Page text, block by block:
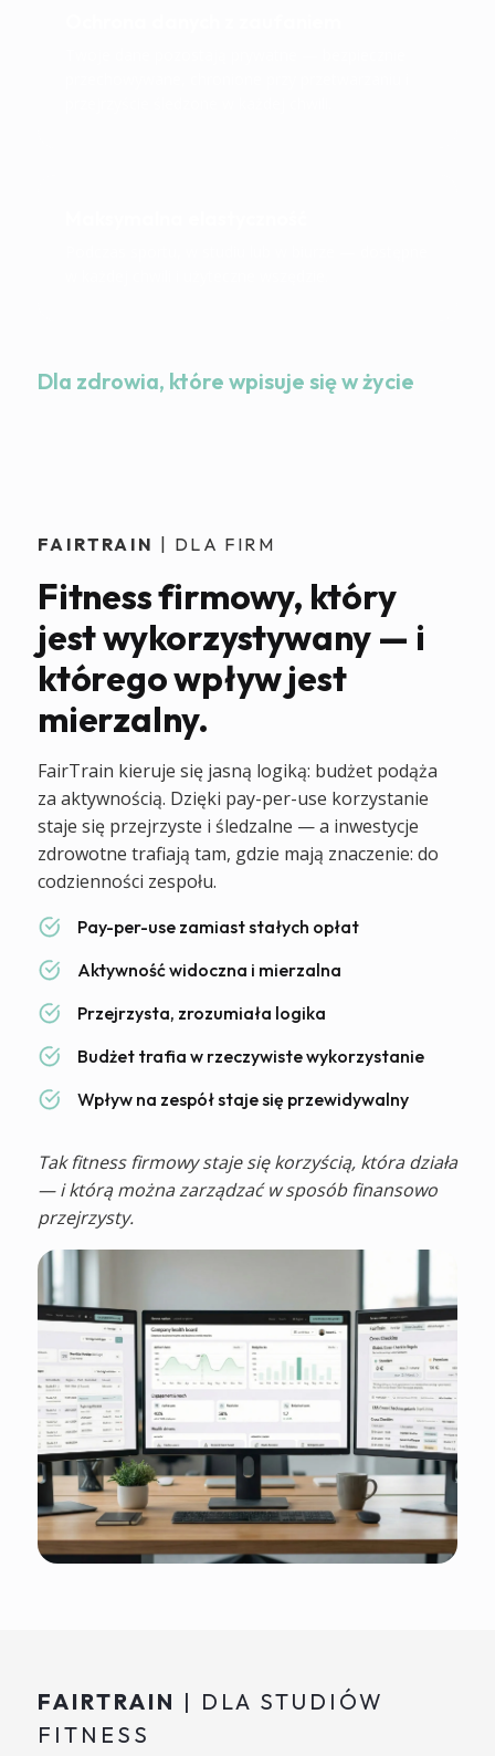
Dla zdrowia, które wpisuje się w życie
FAIRTRAIN | DLA FIRM
Fitness firmowy, który
jest wykorzystywany — i
którego wpływ jest
mierzalny.
FairTrain kieruje się jasną logiką: budżet podąża
za aktywnością. Dzięki pay-per-use korzystanie
staje się przejrzyste i śledzalne — a inwestycje
zdrowotne trafiają tam, gdzie mają znaczenie: do
codzienności zespołu.
Pay-per-use zamiast stałych opłat
Aktywność widoczna i mierzalna
Przejrzysta, zrozumiała logika
Budżet trafia w rzeczywiste wykorzystanie
Wpływ na zespół staje się przewidywalny
Tak fitness firmowy staje się korzyścią, która działa
— i którą można zarządzać w sposób finansowo
przejrzysty.
FAIRTRAIN | DLA STUDIÓW
FITNESS